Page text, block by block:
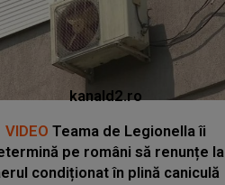
kanald2.ro
VIDEO Teama de Legionella îi
pe români să renunțe la
condiționat în plină caniculă